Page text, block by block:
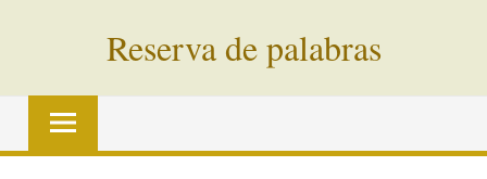
Reserva de palabras
Palabras
vías